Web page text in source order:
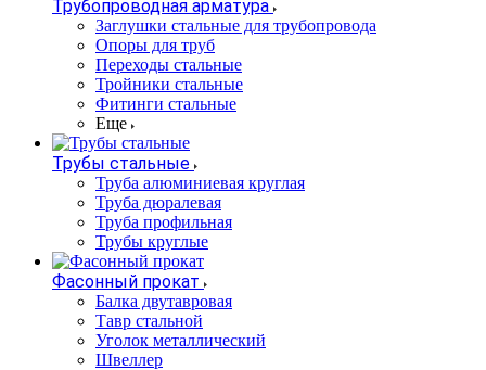
Трубопроводная арматура
Заглушки стальные для трубопровода
Опоры для труб
Переходы стальные
Тройники стальные
Фитинги стальные
Еще
Трубы стальные
Труба алюминиевая круглая
Труба дюралевая
Труба профильная
Трубы круглые
Фасонный прокат
Балка двутавровая
Тавр стальной
Уголок металлический
Швеллер